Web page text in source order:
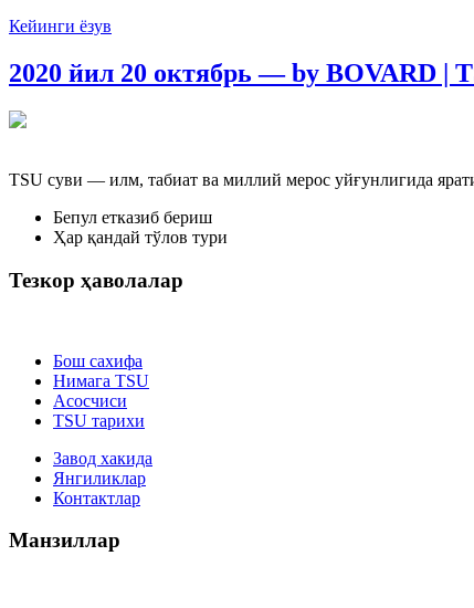
Кейинги ёзув
2020 йил 20 октябрь — by BOVARD |
TSU суви — илм, табиат ва миллий мерос уйғунлигида
Бепул етказиб бериш
Ҳар қандай тўлов тури
Тезкор ҳаволалар
Бош сахифа
Нимага TSU
Асосчиси
TSU тарихи
Завод хакида
Янгиликлар
Контактлар
Манзиллар